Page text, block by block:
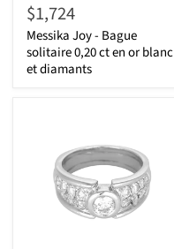
$1,724
Messika Joy - Bague
solitaire 0,20 ct en or blanc
et diamants